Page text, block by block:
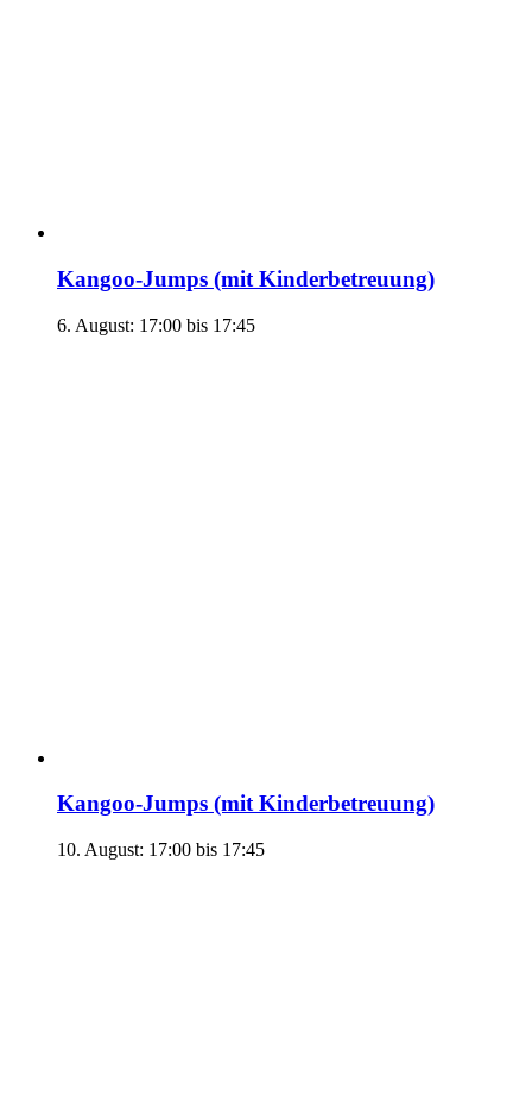
Kangoo-Jumps (mit Kinderbetreuung)
6. August: 17:00 bis 17:45
Kangoo-Jumps (mit Kinderbetreuung)
10. August: 17:00 bis 17:45